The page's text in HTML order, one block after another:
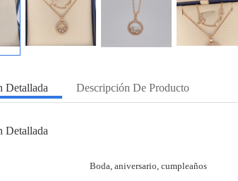
Detallada Descripción De Producto
Detallada
Boda, aniversario, cumpleaños